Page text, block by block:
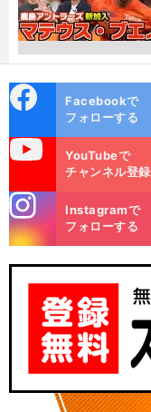
ok
Facebookで
フォローする
YouTubeで
チャンネル登録
m
Instagramで
フォローする